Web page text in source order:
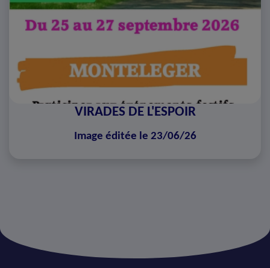
VIRADES DE L'ESPOIR
Image éditée le 23/06/26